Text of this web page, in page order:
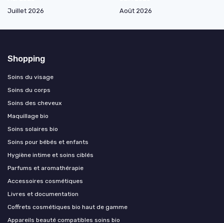
Juillet 2026
Août 2026
Shopping
Soins du visage
Soins du corps
Soins des cheveux
Maquillage bio
Soins solaires bio
Soins pour bébés et enfants
Hygiène intime et soins ciblés
Parfums et aromathérapie
Accessoires cosmétiques
Livres et documentation
Coffrets cosmétiques bio haut de gamme
Appareils beauté compatibles soins bio